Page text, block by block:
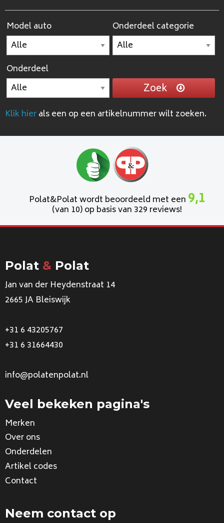
Model auto Onderdeel categorie
Onderdeel
Zoek
Klik hierals een op een artikelnummer wilt zoeken.
Polat&Polat wordt beoordeeld met een 9,1
(van 10) op basis van 329 reviews!
Polat & Polat
Jan van der Heydenstraat 14
2665 JA Bleiswijk
+31 6 43205767
+31 6 31664430
info@polatenpolat.nl
Veel bekeken pagina's
Merken
Over ons
Onderdelen
Artikel codes
Contact
Neem contact op